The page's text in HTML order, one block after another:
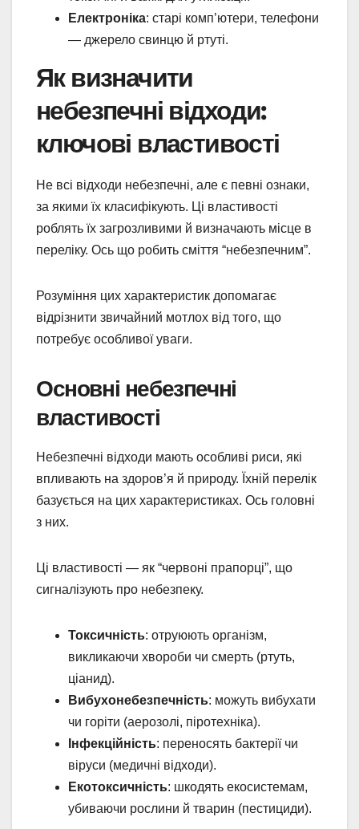
Електроніка: старі комп’ютери, телефони
— джерело свинцю й ртуті.
Як визначити
небезпечні відходи:
ключові властивості
Не всі відходи небезпечні, але є певні ознаки,
за якими їх класифікують. Ці властивості
роблять їх загрозливими й визначають місце в
переліку. Ось що робить сміття “небезпечним”.
Розуміння цих характеристик допомагає
відрізнити звичайний мотлох від того, що
потребує особливої уваги.
Основні небезпечні
властивості
Небезпечні відходи мають особливі риси, які
впливають на здоров’я й природу. Їхній перелік
базується на цих характеристиках. Ось головні
з них.
Ці властивості — як “червоні прапорці”, що
сигналізують про небезпеку.
Токсичність: отруюють організм,
викликаючи хвороби чи смерть (ртуть,
ціанид).
Вибухонебезпечність: можуть вибухати
чи горіти (аерозолі, піротехніка).
Інфекційність: переносять бактерії чи
віруси (медичні відходи).
Екотоксичність: шкодять екосистемам,
убиваючи рослини й тварин (пестициди).